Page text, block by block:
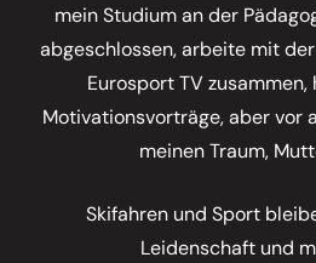
mein Studium an der
abgeschlossen, arbeite mit
Eurosport TV
Motivationsvorträge, aber vor
meinen Traum,
Skifahren und Sport
Leidenschaft und